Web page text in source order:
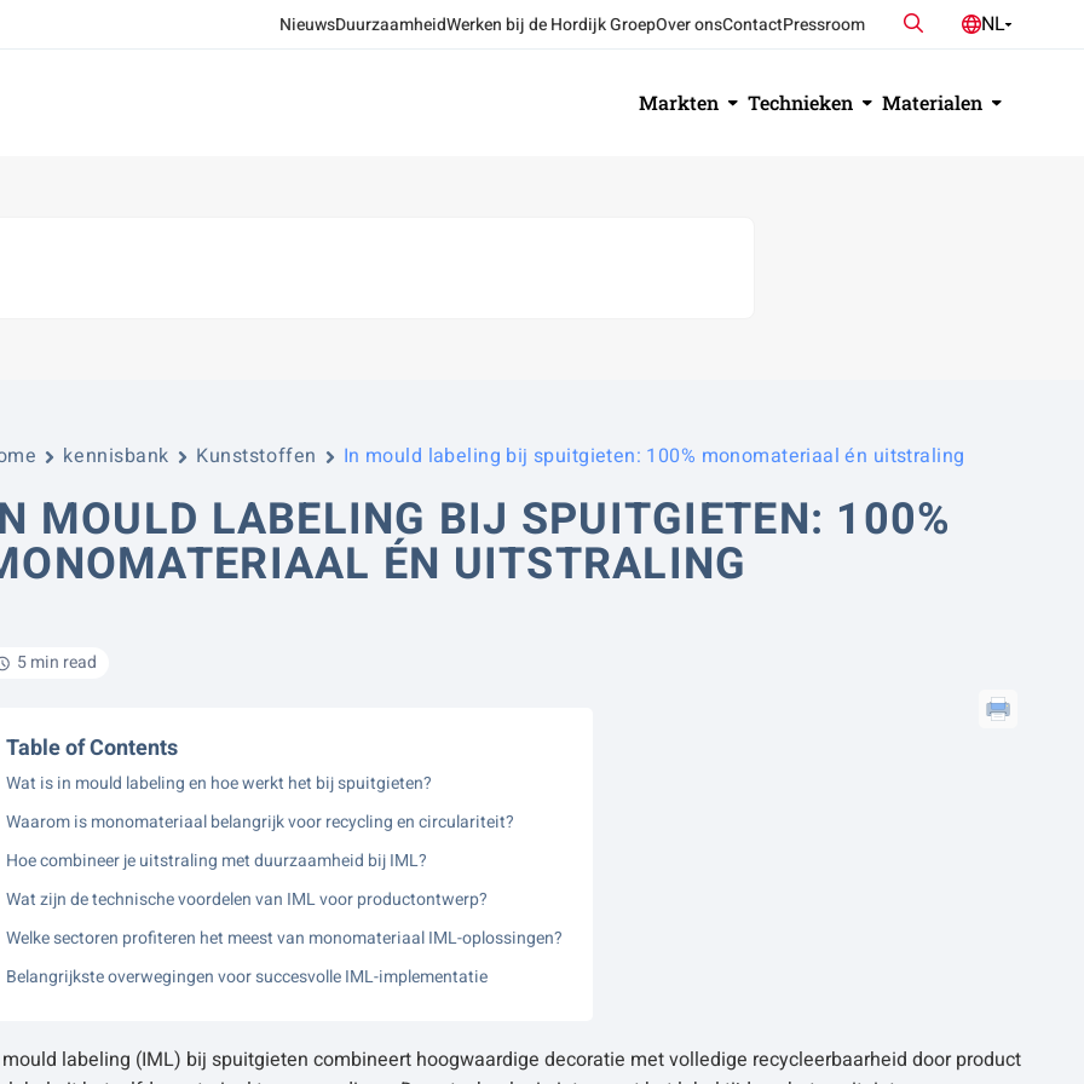
NieuwsDuurzaamheidWerken bij de Hordijk GroepOver onsContactPressroom ZoekenNL
Markten Technieken Materialen
kennisbank Kunststoffen In mould labeling bij spuitgieten: 100% monomateriaal én uitstraling
MOULD LABELING BIJ SPUITGIETEN: 100%
ÉN UITSTRALING
5 min read
Table of Contents
Wat is in mould labeling en hoe werkt het bij spuitgieten?
Waarom is monomateriaal belangrijk voor recycling en circulariteit?
Hoe combineer je uitstraling met duurzaamheid bij IML?
Wat zijn de technische voordelen van IML voor productontwerp?
Welke sectoren profiteren het meest van monomateriaal IML-oplossingen?
Belangrijkste overwegingen voor succesvolle IML-implementatie
labeling (IML) bij spuitgieten combineert hoogwaardige decoratie met volledige recycleerbaarheid door product